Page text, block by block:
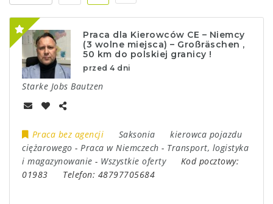
Praca dla Kierowców CE – Niemcy
(3 wolne miejsca) – Großräschen ,
50 km do polskiej granicy !
przed 4 dni
Starke Jobs Bautzen
Praca bez agencji Saksonia
kierowca pojazdu
ciężarowego - Praca w Niemczech - Transport, logistyka
i magazynowanie - Wszystkie oferty
Kod pocztowy:
01983
Telefon: 48797705684